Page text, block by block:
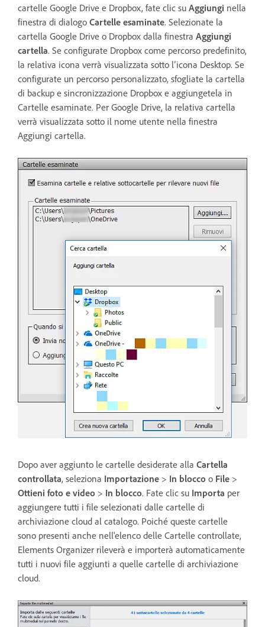
cartelle Google Drive e Dropbox, fate clic su Aggiungi nella
finestra di dialogo Cartelle esaminate. Selezionate la
cartella Google Drive o Dropbox dalla finestra Aggiungi
cartella. Se configurate Dropbox come percorso predefinito,
la relativa icona verrà visualizzata sotto l’icona Desktop. Se
configurate un percorso personalizzato, sfogliate la cartella
di backup e sincronizzazione Dropbox e aggiungetela in
Cartelle esaminate. Per Google Drive, la relativa cartella
verrà visualizzata sotto il nome utente nella finestra
Aggiungi cartella.
Dopo aver aggiunto le cartelle desiderate alla Cartella
controllata, seleziona Importazione > In blocco o File >
Ottieni foto e video > In blocco. Fate clic su Importa per
aggiungere tutti i file selezionati dalle cartelle di
archiviazione cloud al catalogo. Poiché queste cartelle
sono presenti anche nell'elenco delle Cartelle controllate,
Elements Organizer rileverà e importerà automaticamente
tutti i nuovi file aggiunti a quelle cartelle di archiviazione
cloud.